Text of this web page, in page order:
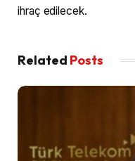
ihraç edilecek.
Related Posts